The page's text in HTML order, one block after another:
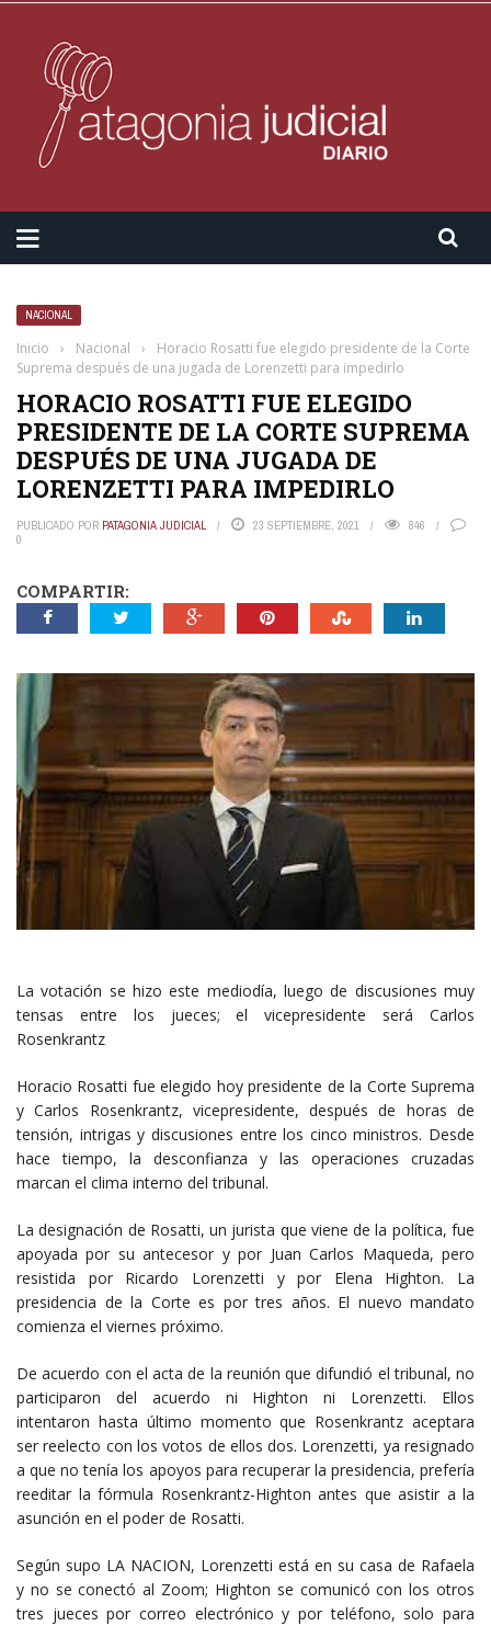
NACIONAL
Inicio › Nacional ›
Horacio Rosatti fue elegido presidente de la Corte
Suprema después de una jugada de Lorenzetti para impedirlo
HORACIO ROSATTI FUE ELEGIDO
PRESIDENTE DE LA CORTE SUPREMA
DESPUÉS DE UNA JUGADA DE
LORENZETTI PARA IMPEDIRLO
PUBLICADO POR PATAGONIA JUDICIAL 23 SEPTIEMBRE, 2021
846
0
COMPARTIR:
La votación se hizo este mediodía, luego de discusiones muy
tensas entre los jueces; el vicepresidente será Carlos
Rosenkrantz
Horacio Rosatti fue elegido hoy presidente de la Corte Suprema
y Carlos Rosenkrantz, vicepresidente, después de horas de
tensión, intrigas y discusiones entre los cinco ministros. Desde
hace tiempo, la desconfianza y las operaciones cruzadas
marcan el clima interno del tribunal.
La designación de Rosatti, un jurista que viene de la política, fue
apoyada por su antecesor y por Juan Carlos Maqueda, pero
resistida por Ricardo Lorenzetti y por Elena Highton. La
presidencia de la Corte es por tres años. El nuevo mandato
comienza el viernes próximo.
De acuerdo con el acta de la reunión que difundió el tribunal, no
participaron del acuerdo ni Highton ni Lorenzetti. Ellos
intentaron hasta último momento que Rosenkrantz aceptara
ser reelecto con los votos de ellos dos. Lorenzetti, ya resignado
a que no tenía los apoyos para recuperar la presidencia, prefería
reeditar la fórmula Rosenkrantz-Highton antes que asistir a la
asunción en el poder de Rosatti.
Según supo LA NACION, Lorenzetti está en su casa de Rafaela
y no se conectó al Zoom; Highton se comunicó con los otros
tres jueces por correo electrónico y por teléfono, solo para